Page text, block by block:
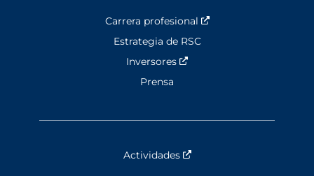
Carrera profesional
Nouvelle fenêtre
Estrategia de RSC
Inversores
Prensa
Actividades Nouvelle fenêtre